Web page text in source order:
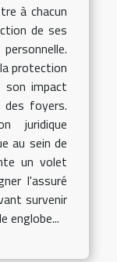
à chacun
de ses
protection
son impact
des foyers.
juridique
au sein de
un volet
l'assuré
survenir
englobe...